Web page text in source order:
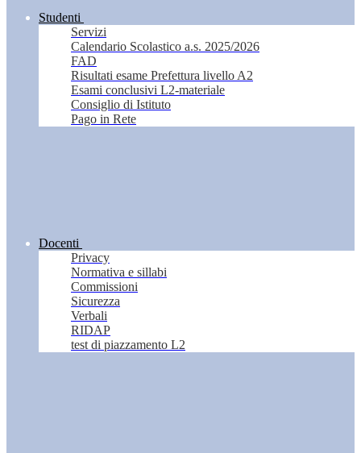
Studenti
Servizi
Calendario Scolastico a.s. 2025/2026
FAD
Risultati esame Prefettura livello A2
Esami conclusivi L2-materiale
Consiglio di Istituto
Pago in Rete
Docenti
Privacy
Normativa e sillabi
Commissioni
Sicurezza
Verbali
RIDAP
test di piazzamento L2